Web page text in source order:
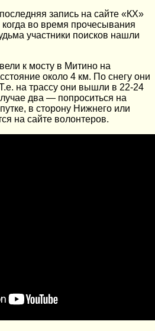
запись на сайте «КХ»
во время прочесывания
участники поисков нашли
к мосту в Митино на
около 4 км. По снегу они
на трассу они вышли в 22-24
два — попроситься на
в сторону Нижнего или
на сайте волонтеров.